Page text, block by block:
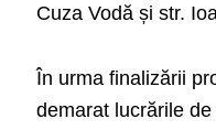
Cuza Vodă și str.
În urma finalizării
demarat lucrările